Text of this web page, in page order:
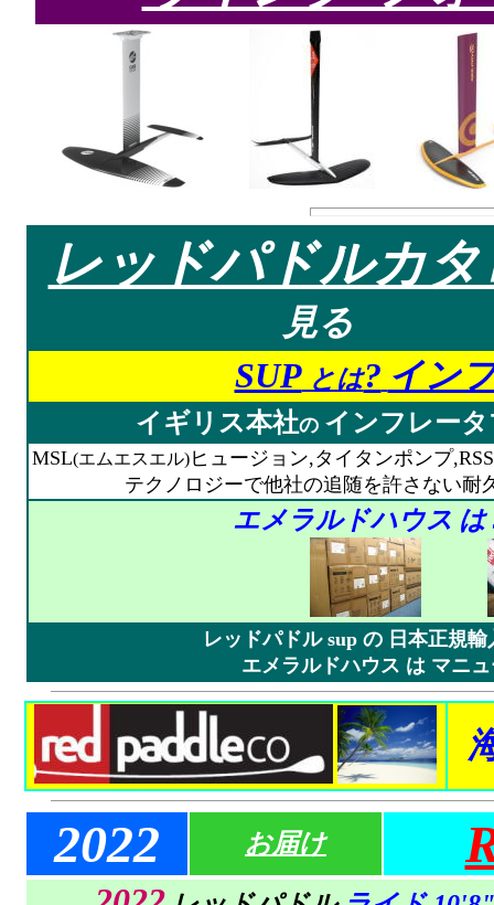
レッドパドルカ
見る
SUPとは? イン
イギリス本社の インフレー
MSL(エムエスエル)ヒュージョン,タイタンポンプ
テクノロジーで他社の追随を許さない耐
エメラルドハウス は
レッドパドル sup の 日本正規
エメラルドハウス は マニ
2022 お届け